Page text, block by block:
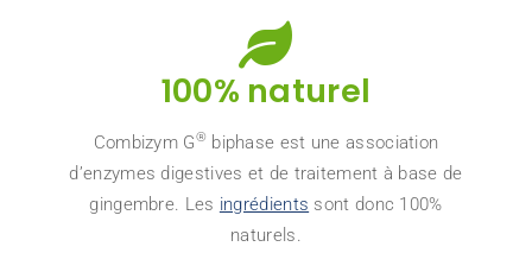
100% naturel
Combizym G® biphase est une association
d’enzymes digestives et de traitement à base de
gingembre. Les ingrédients sont donc 100%
naturels.